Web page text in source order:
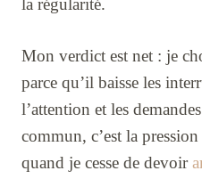
Mon verdict est net : je
parce qu’il baisse les
l’attention et les
commun, c’est la
quand je cesse de devoir